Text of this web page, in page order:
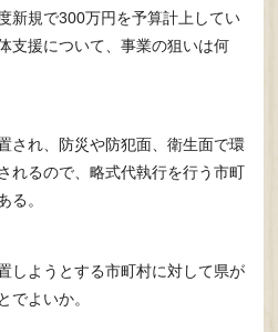
新規で300万円を予算計上してい
支援について、事業の狙いは何
され、防災や防犯面、衛生面で環
れるので、略式代執行を行う市町
る。
しようとする市町村に対して県が
でよいか。